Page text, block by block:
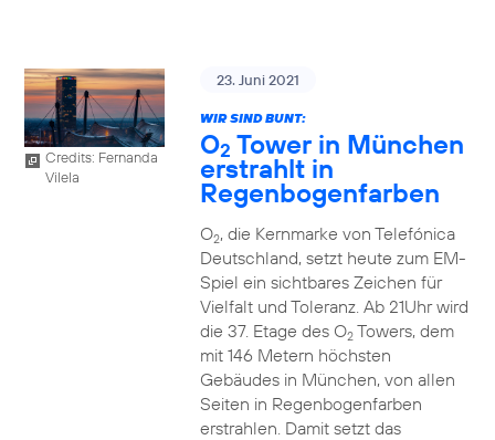
Credits: Fernanda
Vilela
23. Juni 2021
WIR SIND BUNT:
O2 Tower in München
erstrahlt in
Regenbogenfarben
O2, die Kernmarke von Telefónica
Deutschland, setzt heute zum EM-
Spiel ein sichtbares Zeichen für
Vielfalt und Toleranz. Ab 21Uhr wird
die 37. Etage des O2Towers, dem
mit 146 Metern höchsten
Gebäudes in München, von allen
Seiten in Regenbogenfarben
erstrahlen. Damit setzt das